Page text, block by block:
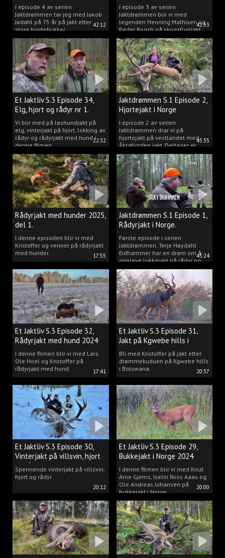
42:12
I episode 4 av serien
Jaktdrømmen tar jeg med Jakob
Jødahl på 75 år på jakt etter
store hjortebukker.
41:53
og Peder
I episode 3 av serien
Jaktdrømmen blir vi med
legenden Henning Mathisen og
Peder Bogsti på skogsfugljakt.
22:32
Et Jaktliv S.3 Episode 34,
Elg, hjort og rådyr nr 1.
2025
Vi blir med på løshundjakt på
elg, vinterjakt på hjort, lokking av
rådyr og rådyrjakt med hund i
denne filmen.
45:35
Jaktdrømmen S.1 Episode 2,
Hjortejakt i Norge
I episode 2 av serien
Jaktdrømmen drar vi på
hjortejakt på vestlandet med
Åkrafjorden jakt. Deltager er
Michelle Sofi Thomassen.
17:55
Rådyrjakt med hunder 2025,
del 1.
I denne episoden blir vi med
Kristoffer og venner på rådyrjakt
med hunder.
45:24
Jaktdrømmen S.1 Episode 1,
Rådyrjakt i Norge.
Første episode i serien
Jaktdrømmen. Terje Høydahl
Eidhammer har en drøm om å
oppleve lokkejakt på rådyr og
målet vårt er å gjøre den
drømmen til virkelighet.
17:41
Et Jaktliv S.3 Episode 32,
Rådyrjakt med hund 2024
I denne filmen blir vi med Lars
Ole Hoel og Kristoffer på
rådyrjakt med hund.
20:37
Et Jaktliv S.3 Episode 31,
Jakt på Kgwebe hills i
Botswana
Bli med Kristoffer på jakt etter
drømmekuduen på Kgwebe hills
i Botswana.
20:12
Et Jaktliv S.3 Episode 30,
Vinterjakt på villsvin, hjort
og rådyr.
Spennende vinterjakt på villsvin,
hjort og rådyr.
20:00
Et Jaktliv S.3 Episode 29,
Bukkejakt i Norge 2024
I denne filmen blir vi med Knut
Arne Gjems, Iselin Roos Aaas og
Ole Andreas Johansen på
bukkejakt i Norge.